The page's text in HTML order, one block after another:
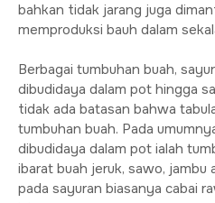
bahkan tidak jarang juga
memproduksi bauh dalam
Berbagai tumbuhan buah,
dibudidaya dalam pot hingga
tidak ada batasan bahwa
tumbuhan buah. Pada
dibudidaya dalam pot ialah
ibarat buah jeruk, sawo, jambu
pada sayuran biasanya cabai